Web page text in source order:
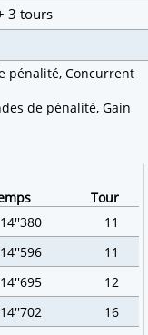
3 tours
pénalité, Concurrent
de pénalité, Gain
Tour
11
11
12
16